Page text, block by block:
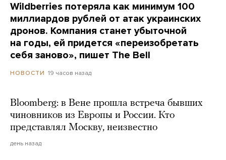
Wildberries потеряла как минимум 100
миллиардов рублей от атак украинских
дронов. Компания станет убыточной
на годы, ей придется «переизобретать
себя заново», пишет The Bell
НОВОСТИ 19 часов назад
Bloomberg: в Вене прошла встреча бывших
чиновников из Европы и России. Кто
представлял Москву, неизвестно
день назад